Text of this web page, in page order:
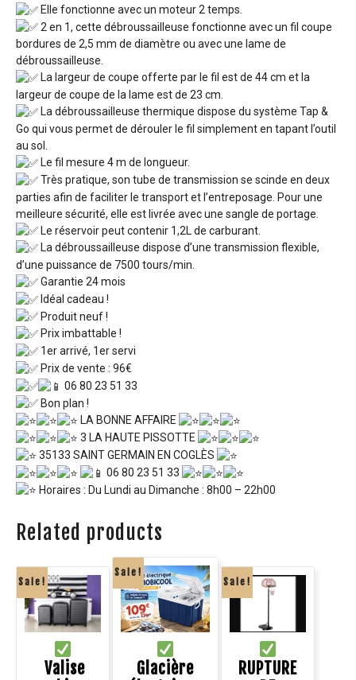
Elle fonctionne avec un moteur 2 temps.
2 en 1, cette débroussailleuse fonctionne avec un fil coupe
bordures de 2,5 mm de diamètre ou avec une lame de
débroussailleuse.
La largeur de coupe offerte par le fil est de 44 cm et la
largeur de coupe de la lame est de 23 cm.
La débroussailleuse thermique dispose du système Tap &
Go qui vous permet de dérouler le fil simplement en tapant l’outil
au sol.
Le fil mesure 4 m de longueur.
Très pratique, son tube de transmission se scinde en deux
parties afin de faciliter le transport et l’entreposage. Pour une
meilleure sécurité, elle est livrée avec une sangle de portage.
Le réservoir peut contenir 1,2L de carburant.
La débroussailleuse dispose d’une transmission flexible,
d’une puissance de 7500 tours/min.
Garantie 24 mois
Idéal cadeau !
Produit neuf !
Prix imbattable !
1er arrivé, 1er servi
Prix de vente : 96€
06 80 23 51 33
Bon plan !
LA BONNE AFFAIRE
3 LA HAUTE PISSOTTE
35133 SAINT GERMAIN EN COGLÈS
06 80 23 51 33
Horaires : Du Lundi au Dimanche : 8h00 – 22h00
Related products
Sale!
Valise
Sale!
Glacière
Sale!
RUPTURE